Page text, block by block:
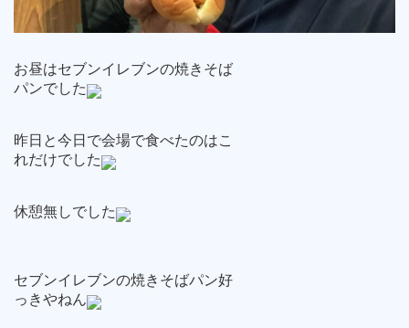
お昼はセブンイレブンの焼きそば
パンでした
昨日と今日で会場で食べたのはこ
れだけでした
休憩無しでした
セブンイレブンの焼きそばパン好
っきやねん